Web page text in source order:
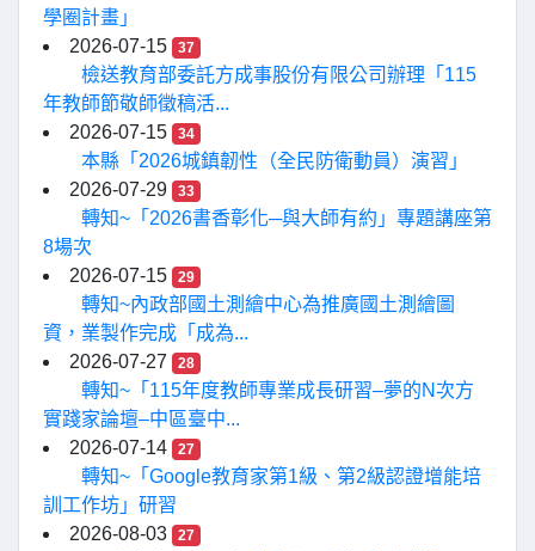
學圈計畫」
2026-07-15
37
檢送教育部委託方成事股份有限公司辦理「115
年教師節敬師徵稿活...
2026-07-15
34
本縣「2026城鎮韌性（全民防衛動員）演習」
2026-07-29
33
轉知~「2026書香彰化─與大師有約」專題講座第
8場次
2026-07-15
29
轉知~內政部國土測繪中心為推廣國土測繪圖
資，業製作完成「成為...
2026-07-27
28
轉知~「115年度教師專業成長研習–夢的N次方
實踐家論壇–中區臺中...
2026-07-14
27
轉知~「Google教育家第1級、第2級認證增能培
訓工作坊」研習
2026-08-03
27